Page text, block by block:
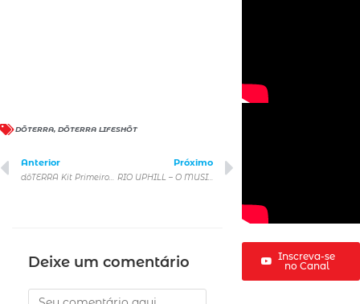
DŌTERRA, DŌTERRA LIFESHŌT
Anterior
dōTERRA Kit Primeiros Cuidados: bem-estar essencial para toda família
Próximo
RIO UPHILL – O MUSICAL: primeiro musical brasileiro totalmente original criado em Nova York chega em São Paulo
Deixe um comentário
Inscreva-se
no Canal